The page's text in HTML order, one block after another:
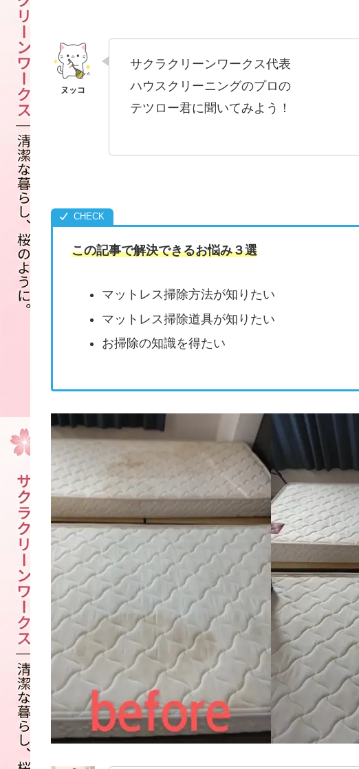
サクラクリーンワークス代表
ハウスクリーニングのプロの
テツロー君に聞いてみよう！
この記事で解決できるお悩み３選
マットレス掃除方法が知りたい
マットレス掃除道具が知りたい
お掃除の知識を得たい